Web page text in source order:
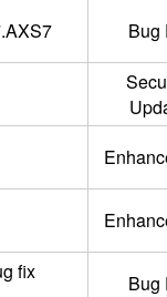
Bug
fix
Bug